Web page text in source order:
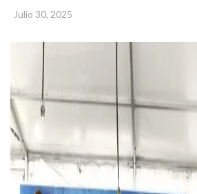
Julio 30, 2025